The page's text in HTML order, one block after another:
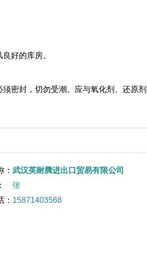
好的库房。
密封，切勿受潮。应与氧化剂、还原
： 武汉英耐腾进出口贸易有限公司
张
： 15871403568